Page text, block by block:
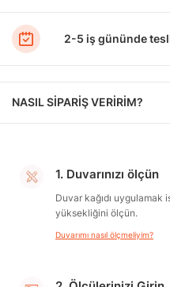
2-5 iş gününde
NASIL SİPARİŞ VERİRİM?
1. Duvarınızı ölçün
Duvar kağıdı uygulamak
yüksekliğini ölçün.
Duvarımı nasıl ölçmeliyim?